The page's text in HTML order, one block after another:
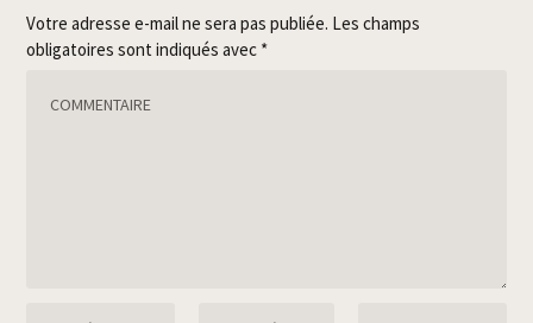
Votre adresse e-mail ne sera pas publiée. Les champs
obligatoires sont indiqués avec *